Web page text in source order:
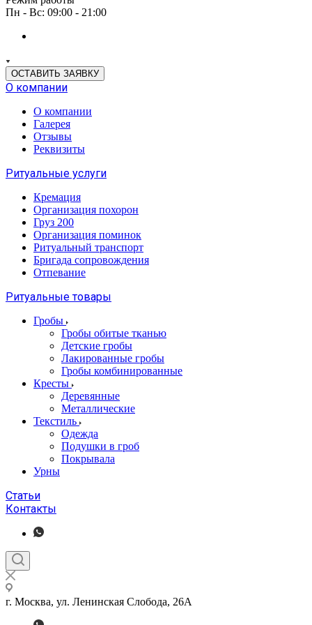
Пн - Вс: 09:00 - 21:00
ОСТАВИТЬ ЗАЯВКУ
О компании
О компании
Галерея
Отзывы
Реквизиты
Ритуальные услуги
Кремация
Организация похорон
Груз 200
Организация поминок
Ритуальный транспорт
Бригада сопровождения
Отпевание
Ритуальные товары
Гробы
Гробы обитые тканью
Детские гробы
Лакированные гробы
Гробы комбинированные
Кресты
Деревянные
Металлические
Текстиль
Одежда
Подушки в гроб
Покрывала
Урны
Статьи
Контакты
г. Москва, ул. Ленинская Слобода, 26А